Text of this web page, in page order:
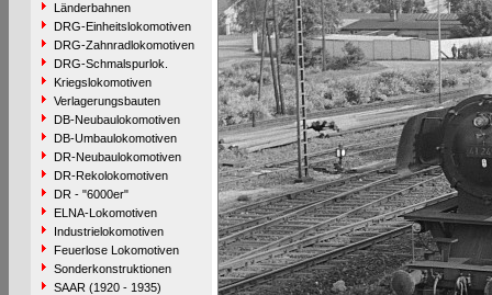
Länderbahnen
DRG-Einheitslokomotiven
DRG-Zahnradlokomotiven
DRG-Schmalspurlok.
Kriegslokomotiven
Verlagerungsbauten
DB-Neubaulokomotiven
DB-Umbaulokomotiven
DR-Neubaulokomotiven
DR-Rekolokomotiven
DR - "6000er"
ELNA-Lokomotiven
Industrielokomotiven
Feuerlose Lokomotiven
Sonderkonstruktionen
SAAR (1920 - 1935)